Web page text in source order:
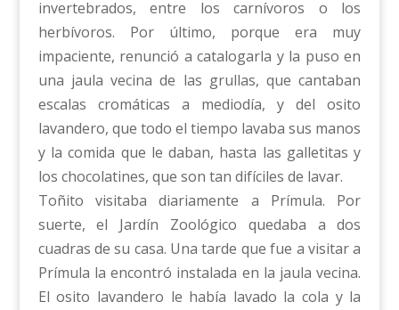
invertebrados, entre los carnívoros o los
herbívoros. Por último, porque era muy
impaciente, renunció a catalogarla y la puso en
una jaula vecina de las grullas, que cantaban
escalas cromáticas a mediodía, y del osito
lavandero, que todo el tiempo lavaba sus manos
y la comida que le daban, hasta las galletitas y
los chocolatines, que son tan difíciles de lavar.
Toñito visitaba diariamente a Prímula. Por
suerte, el Jardín Zoológico quedaba a dos
cuadras de su casa. Una tarde que fue a visitar a
Prímula la encontró instalada en la jaula vecina.
El osito lavandero le había lavado la cola y la